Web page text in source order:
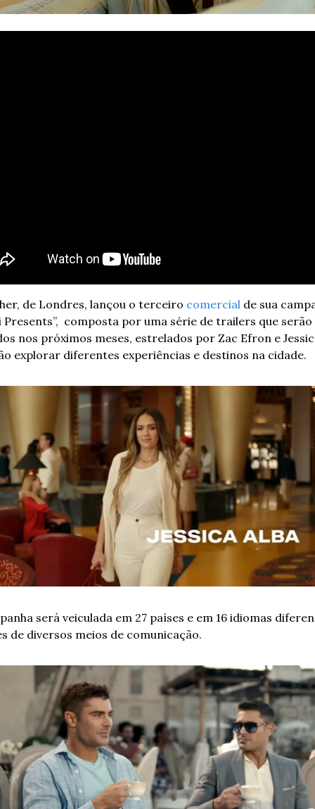
de Londres, lançou o terceiro comercial de sua
Presents”,  composta por uma série de trailers que serão
nos próximos meses, estrelados por Zac Efron e
explorar diferentes experiências e destinos na cidade.
será veiculada em 27 países e em 16 idiomas
de diversos meios de comunicação.